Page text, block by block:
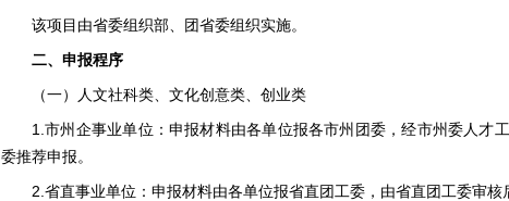
该项目由省委组织部、团省委组织实施。
二、申报程序
（一）人文社科类、文化创意类、创业类
1.市州企事业单位：申报材料由各单位报各市州团委，经市州委人才
委推荐申报。
2.省直事业单位：申报材料由各单位报省直团工委，由省直团工委审核